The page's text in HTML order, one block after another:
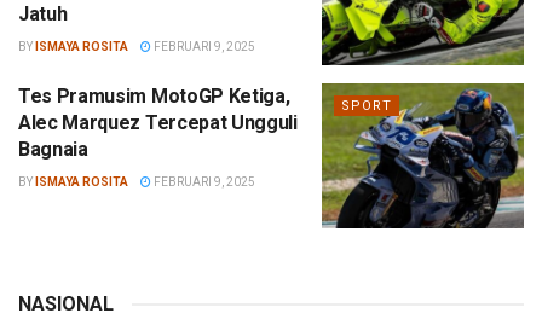
Jatuh
BY ISMAYA ROSITA FEBRUARI 9, 2025
SPORT
Tes Pramusim MotoGP Ketiga,
Alec Marquez Tercepat Ungguli
Bagnaia
BY ISMAYA ROSITA FEBRUARI 9, 2025
NASIONAL